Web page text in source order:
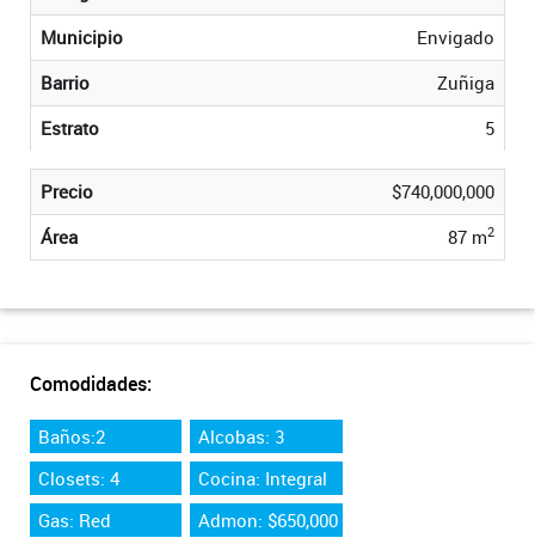
Municipio
Envigado
Barrio
Zuñiga
Estrato
5
Precio
$740,000,000
Área
87 m2
Comodidades:
Baños:2
Alcobas: 3
Closets: 4
Cocina: Integral
Gas: Red
Admon: $650,000